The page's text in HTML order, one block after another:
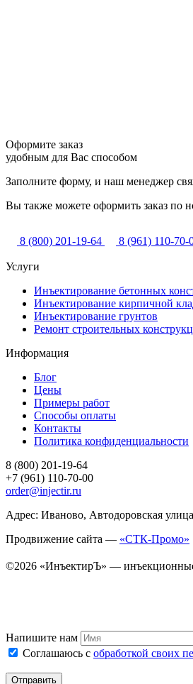
Оформите заказ
удобным для Вас способом
Заполните форму, и наш менеджер
Вы также можете оформить заказ по
8 (800) 201-19-64 8 (961) 110-70-
Услуги
Инъектирование бетонных
Инъектирование кирпичной
Инъектирование грунтов
Ремонт строительных
Информация
Блог
Цены
Примеры работ
Способы оплаты
Контакты
Политика конфиденциальности
8 (800) 201-19-64
+7 (961) 110-70-00
order@injectir.ru
Адрес: Иваново, Автодоровская
Продвижение сайта — «СТК-Промо»
©2026 «ИнъектирЪ» —
Напишите нам
Соглашаюсь с обработкой своих